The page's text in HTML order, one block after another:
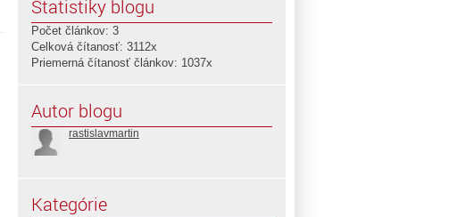
Štatistiky blogu
Počet článkov: 3
Celková čítanosť: 3112x
Priemerná čítanosť článkov: 1037x
Autor blogu
rastislavmartin
Kategórie